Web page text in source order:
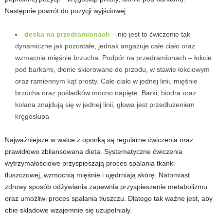
Następnie powrót do pozycji wyjściowej.
deska na przedramionach – nie jest to ćwiczenie tak
dynamiczne jak pozostałe, jednak angażuje całe ciało oraz
wzmacnia mięśnie brzucha. Podpór na przedramionach – łokcie
pod barkami, dłonie skierowane do przodu, w stawie łokciowym
oraz ramiennym kąt prosty. Całe ciało w jednej linii, mięśnie
brzucha oraz pośladków mocno napięte. Barki, biodra oraz
kolana znajdują się w jednej linii, głowa jest przedłużeniem
kręgosłupa
Najważniejsze w walce z oponką są regularne ćwiczenia oraz
prawidłowo zbilansowana dieta. Systematyczne ćwiczenia
wytrzymałościowe przyspieszają proces spalania tkanki
tłuszczowej, wzmocnią mięśnie i ujędrniają skórę. Natomiast
zdrowy sposób odżywiania zapewnia przyspieszenie metabolizmu
oraz umożliwi proces spalania tłuszczu. Dlatego tak ważne jest, aby
obie składowe wzajemnie się uzupełniały.